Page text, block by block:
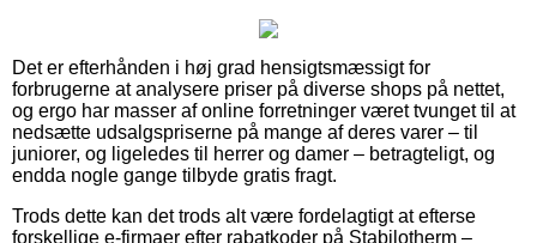
Det er efterhånden i høj grad hensigtsmæssigt for
forbrugerne at analysere priser på diverse shops på nettet,
og ergo har masser af online forretninger været tvunget til at
nedsætte udsalgspriserne på mange af deres varer – til
juniorer, og ligeledes til herrer og damer – betragteligt, og
endda nogle gange tilbyde gratis fragt.
Trods dette kan det trods alt være fordelagtigt at efterse
forskellige e-firmaer efter rabatkoder på Stabilotherm –